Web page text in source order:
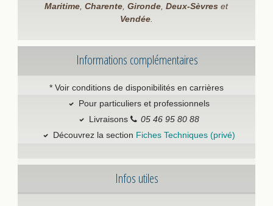
Maritime ,Charente ,Gironde ,Deux-Sèvres et
Vendée.
Informations complémentaires
* Voir conditions de disponibilités en carrières
Pour particuliers et professionnels
Livraisons
05 46 95 80 88
Découvrez la section Fiches Techniques (privé)
Infos utiles